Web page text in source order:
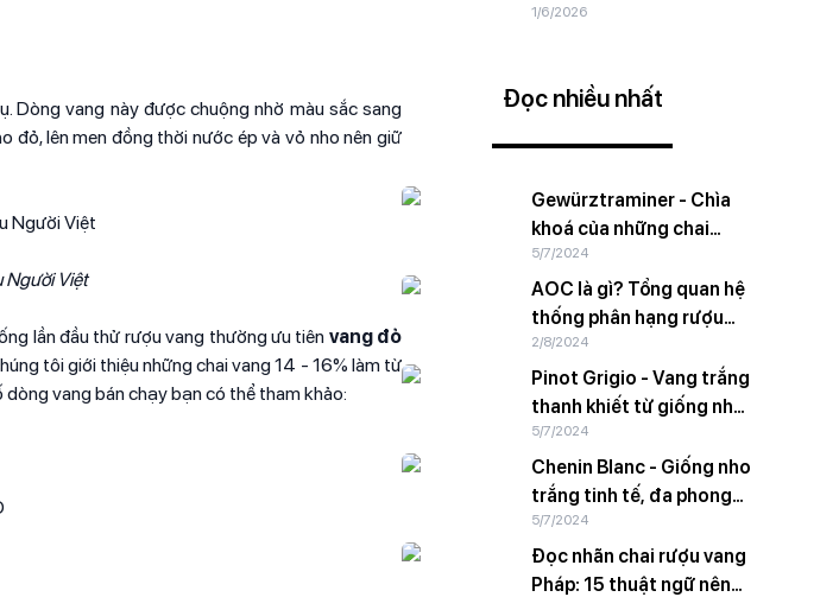
vang này được chuộng nhờ màu sắc sang
đỏ, lên men đồng thời nước ép và vỏ nho nên giữ
Người Việt
lần đầu thử rượu vang thường ưu tiên vang đỏ
tôi giới thiệu những chai vang 14 - 16% làm từ
vang bán chạy bạn có thể tham khảo:
Combo Giá Tốt
1/6/2026
Đọc nhiều nhất
Gewürztraminer - Chìa
khoá của những chai
vang trắng ngào ngạt
5/7/2024
AOC là gì? Tổng quan hệ
thống phân hạng rượu
vang Pháp
2/8/2024
Pinot Grigio - Vang trắng
thanh khiết từ giống nho
vỏ hồng
5/7/2024
Chenin Blanc - Giống nho
trắng tinh tế, đa phong
cách
5/7/2024
Đọc nhãn chai rượu vang
Pháp: 15 thuật ngữ nên